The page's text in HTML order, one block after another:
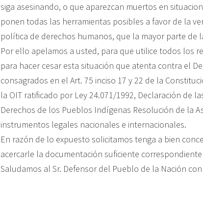
siga asesinando, o que aparezcan muertos en
ponen todas las herramientas posibles a favor de la
política de derechos humanos, que la mayor parte de
Por ello apelamos a usted, para que utilice todos los
para hacer cesar esta situación que atenta contra el
consagrados en el Art. 75 inciso 17 y 22 de la
la OIT ratificado por Ley 24.071/1992, Declaración de
Derechos de los Pueblos Indígenas Resolución de la
instrumentos legales nacionales e internacionales.
En razón de lo expuesto solicitamos tenga a bien
acercarle la documentación suficiente
Saludamos al Sr. Defensor del Pueblo de la Nación